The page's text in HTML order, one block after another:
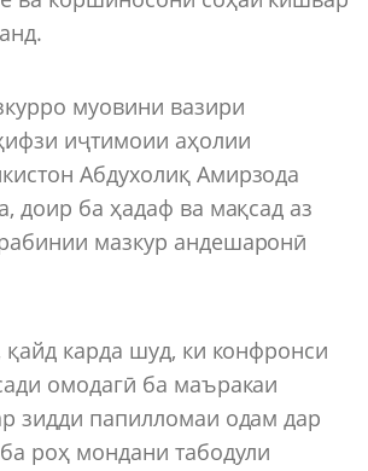
муовини вазири
иҷтимоии аҳолии
Абдухолиқ Амирзода
доир ба ҳадаф ва мақсад аз
мазкур андешаронӣ
карда шуд, ки конфронси
омодагӣ ба маъракаи
зидди папилломаи одам дар
роҳ мондани табодули